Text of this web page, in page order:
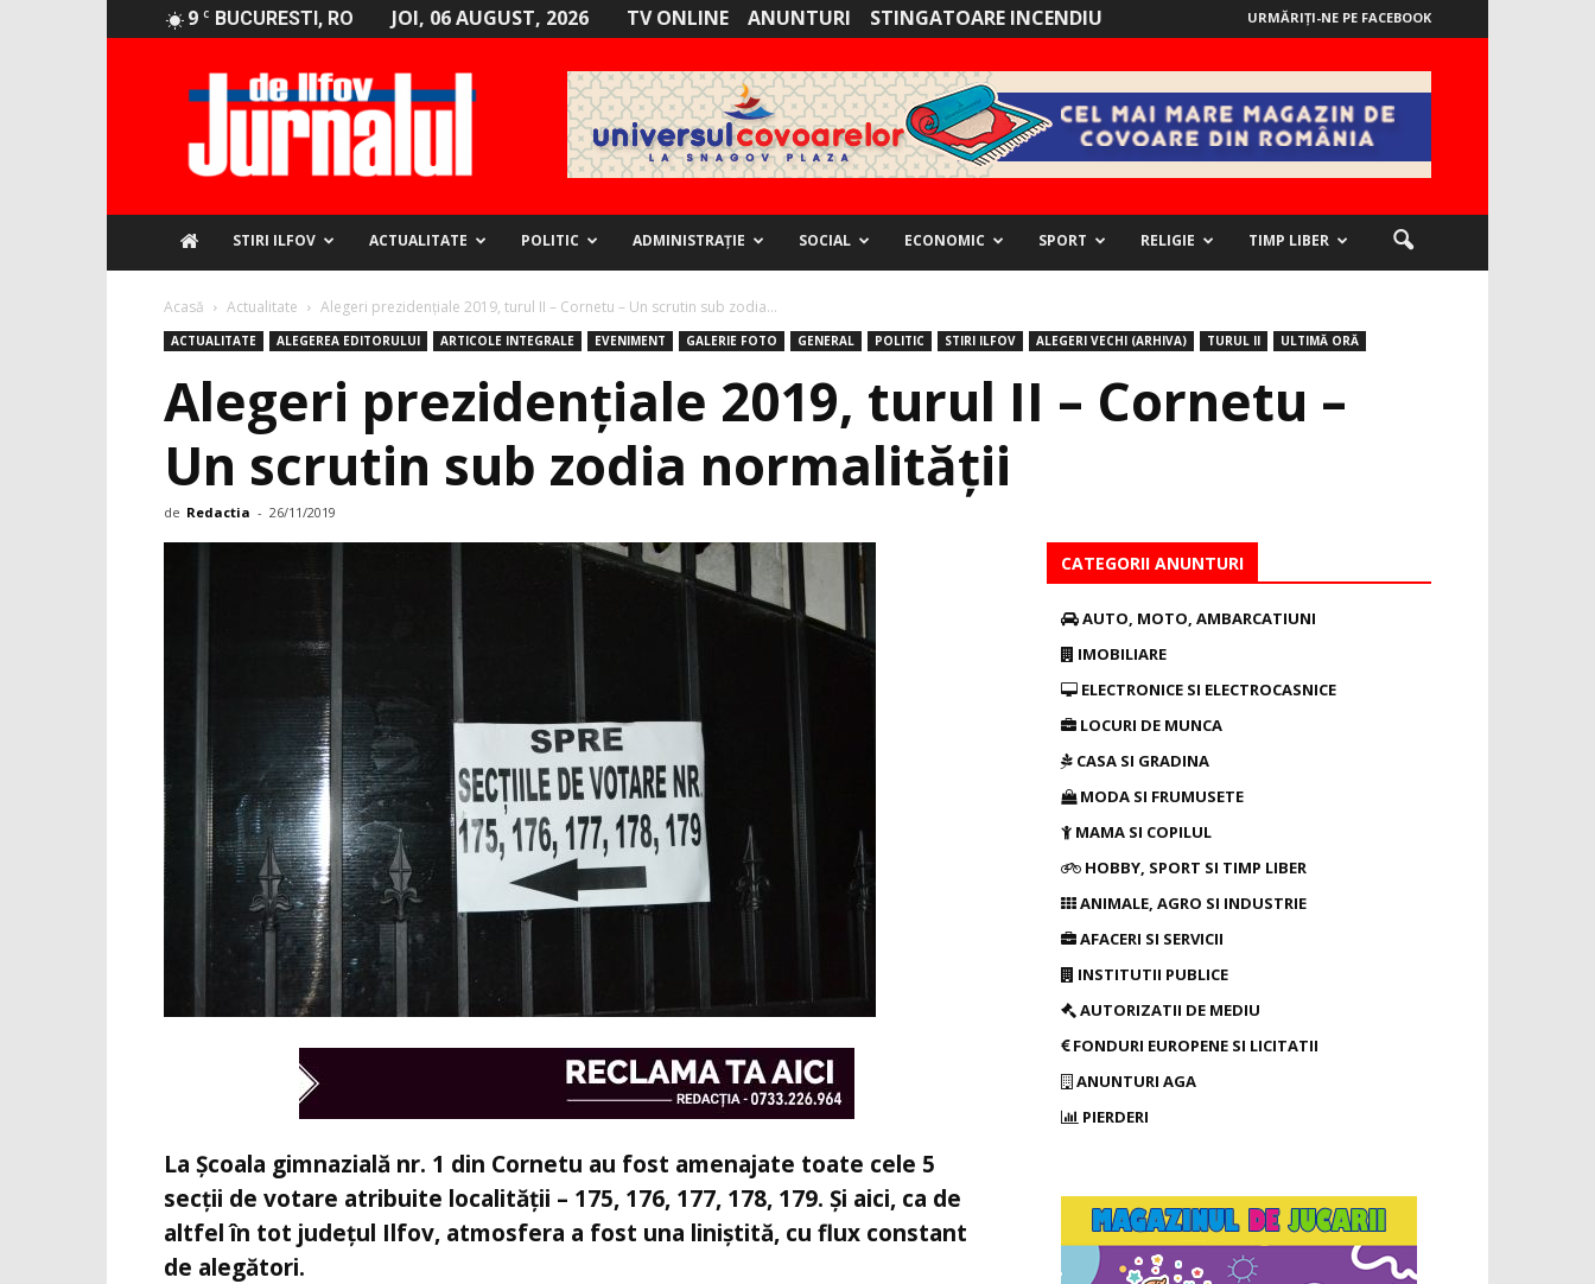
9 C BUCURESTI, RO JOI, 06 AUGUST, 2026 TV ONLINE ANUNTURI STINGATOARE INCENDIU URMĂRIȚI-NE PE FACEBOOK
STIRI ILFOV ACTUALITATE POLITIC ADMINISTRAȚIE SOCIAL ECONOMIC SPORT RELIGIE TIMP LIBER
Acasă Actualitate Alegeri prezidențiale 2019, turul II – Cornetu – Un scrutin sub zodia...
ACTUALITATE ALEGEREA EDITORULUI ARTICOLE INTEGRALE EVENIMENT GALERIE FOTO GENERAL POLITIC STIRI ILFOV ALEGERI VECHI (ARHIVA) TURUL II ULTIMĂ ORĂ
Alegeri prezidențiale 2019, turul II – Cornetu –
Un scrutin sub zodia normalității
de Redactia - 26/11/2019
La Școala gimnazială nr. 1 din Cornetu au fost amenajate toate cele 5
secții de votare atribuite localității – 175, 176, 177, 178, 179. Și aici, ca de
altfel în tot județul Ilfov, atmosfera a fost una liniștită, cu flux constant
de alegători.
CATEGORII ANUNTURI
AUTO, MOTO, AMBARCATIUNI
IMOBILIARE
ELECTRONICE SI ELECTROCASNICE
LOCURI DE MUNCA
CASA SI GRADINA
MODA SI FRUMUSETE
MAMA SI COPILUL
HOBBY, SPORT SI TIMP LIBER
ANIMALE, AGRO SI INDUSTRIE
AFACERI SI SERVICII
INSTITUTII PUBLICE
AUTORIZATII DE MEDIU
FONDURI EUROPENE SI LICITATII
ANUNTURI AGA
PIERDERI